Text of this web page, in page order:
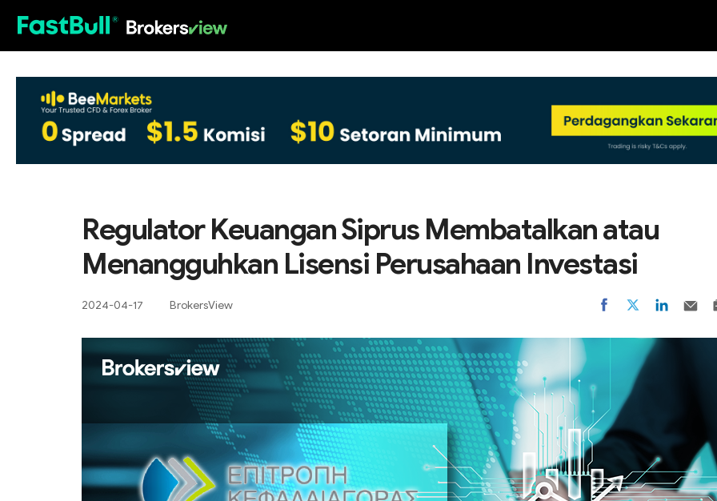
Regulator Keuangan Siprus Membatalkan atau
Menangguhkan Lisensi Perusahaan Investasi
2024-04-17 BrokersView